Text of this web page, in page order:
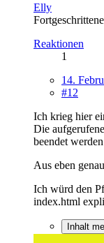
Elly
Reaktionen
1
14.
#12
Ich krieg hier
Die
beendet
Aus eben
Ich würd den
index.html
Inhalt